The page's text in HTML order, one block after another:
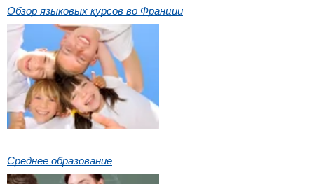
Обзор языковых курсов во Франции
Среднее образование